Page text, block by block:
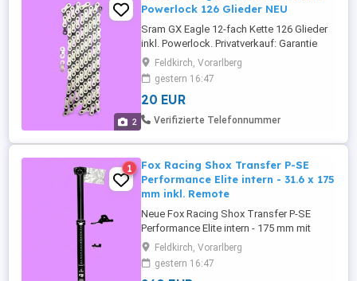
2
Powerlock 126 Glieder NEU
Sram GX Eagle 12-fach Kette 126 Glieder
inkl. Powerlock. Privatverkauf: Garantie
und Rücknahme sind ausgeschlossen.
Der Verkauf erfolgt unter Ausschluss
jeglicher Gewährleistung. Dies gilt nicht
für Schadenersatzansprüche aus
vorsätzlicher oder grob fahrlässiger
Feldkirch, Vorarlberg
gestern 16:47
20 EUR
Verifizierte Telefonnummer
1
Fox Racing Shox Transfer P-SE
Performance Elite intern - 31.6 x 175
mm inkl. Remote
Neue Fox Racing Shox Transfer P-SE
Performance Elite intern - 175 mm mit
Durchmesser 31.6 mm inkl.
Fernbedienung für Shimano I-Spec Evo.
Die Fernbedienung kann auch mit einer
Feldkirch, Vorarlberg
gestern 16:47